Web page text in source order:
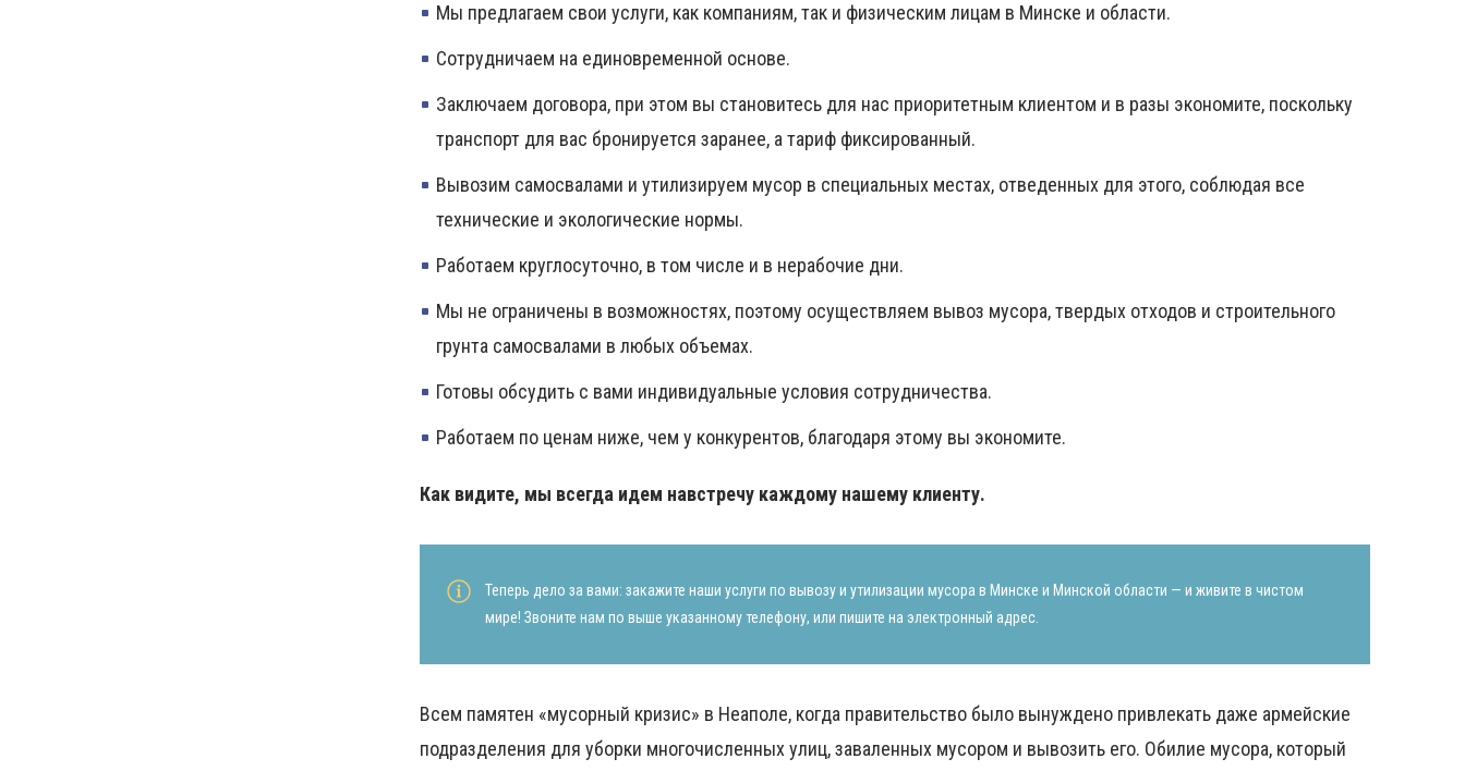
Мы предлагаем свои услуги, как компаниям, так и физическим лицам в Минске и области.
Сотрудничаем на единовременной основе.
Заключаем договора, при этом вы становитесь для нас приоритетным клиентом и в разы экономите, поскольку
транспорт для вас бронируется заранее, а тариф фиксированный.
Вывозим самосвалами и утилизируем мусор в специальных местах, отведенных для этого, соблюдая все
технические и экологические нормы.
Работаем круглосуточно, в том числе и в нерабочие дни.
Мы не ограничены в возможностях, поэтому осуществляем вывоз мусора, твердых отходов и строительного
грунта самосвалами в любых объемах.
Готовы обсудить с вами индивидуальные условия сотрудничества.
Работаем по ценам ниже, чем у конкурентов, благодаря этому вы экономите.
Как видите, мы всегда идем навстречу каждому нашему клиенту.
Теперь дело за вами: закажите наши услуги по вывозу и утилизации мусора в Минске и Минской области — и живите в чистом
мире! Звоните нам по выше указанному телефону, или пишите на электронный адрес.
Всем памятен «мусорный кризис» в Неаполе, когда правительство было вынуждено привлекать даже армейские
подразделения для уборки многочисленных улиц, заваленных мусором и вывозить его. Обилие мусора, который